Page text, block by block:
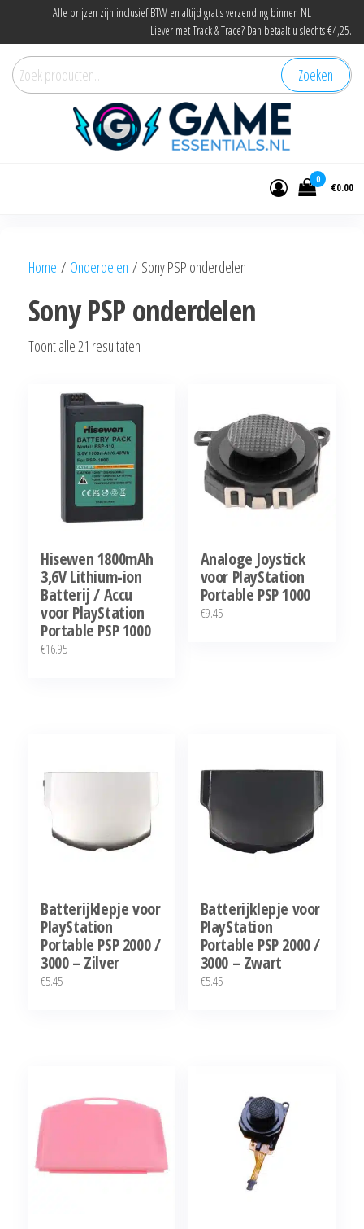
inhoud
Alle prijzen zijn inclusief BTW en altijd gratis verzending binnen NL
Liever met Track & Trace? Dan betaalt u slechts €4,25.
Zoeken
naar:
Zoeken
gamer
0
€0.00
Home / Onderdelen / Sony PSP onderdelen
Sony PSP onderdelen
Toont alle 21 resultaten
Hisewen 1800mAh
3,6V Lithium-ion
Batterij / Accu
voor PlayStation
Portable PSP 1000
€16.95
Analoge Joystick
voor PlayStation
Portable PSP 1000
€9.45
Batterijklepje voor
PlayStation
Portable PSP 2000 /
3000 – Zilver
€5.45
Batterijklepje voor
PlayStation
Portable PSP 2000 /
3000 – Zwart
€5.45